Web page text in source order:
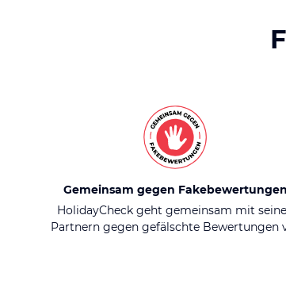
Gemeinsam gegen Fakebewertungen
HolidayCheck geht gemeinsam mit
Partnern gegen gefälschte Bewertungen